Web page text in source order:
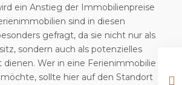
ein Anstieg der Immobilienpreise
sind in diesen
gefragt, da sie nicht nur als
sondern auch als potenzielles
Wer in eine Ferienimmobilie
sollte hier auf den Standort